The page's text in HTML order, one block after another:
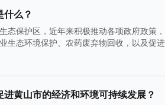
什么？
态保护区，近年来积极推动各项政府政策
生态环境保护、农药废弃物回收，以及促
黄山市的经济和环境可持续发展？